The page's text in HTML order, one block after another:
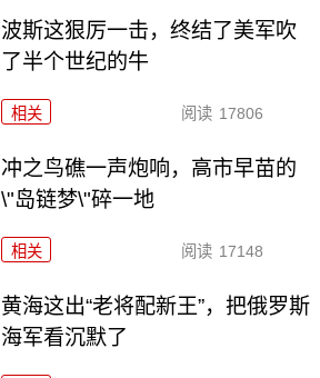
波斯这狠厉一击，终结了美军吹
了半个世纪的牛
相关 阅读 17806
冲之鸟礁一声炮响，高市早苗的
\"岛链梦\"碎一地
相关 阅读 17148
黄海这出“老将配新王”，把俄罗斯
海军看沉默了